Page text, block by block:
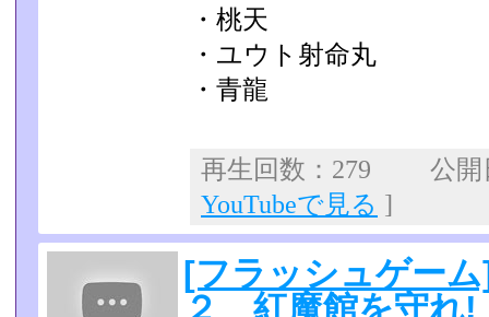
・桃天
・ユウト射命丸
・青龍
再生回数：279 公
YouTubeで見る ]
[フラッシュゲー
２ 紅魔館を守れ!